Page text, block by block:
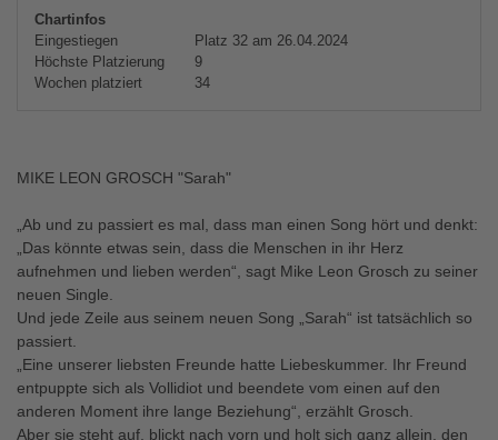
Chartinfos
Eingestiegen
Platz 32 am 26.04.2024
Höchste Platzierung
9
Wochen platziert
34
MIKE LEON GROSCH "Sarah"
„Ab und zu passiert es mal, dass man einen Song hört und denkt:
„Das könnte etwas sein, dass die Menschen in ihr Herz
aufnehmen und lieben werden“, sagt Mike Leon Grosch zu seiner
neuen Single.
Und jede Zeile aus seinem neuen Song „Sarah“ ist tatsächlich so
passiert.
„Eine unserer liebsten Freunde hatte Liebeskummer. Ihr Freund
entpuppte sich als Vollidiot und beendete vom einen auf den
anderen Moment ihre lange Beziehung“, erzählt Grosch.
Aber sie steht auf, blickt nach vorn und holt sich ganz allein, den